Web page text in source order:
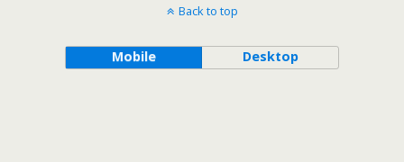
Back to top
Mobile Desktop